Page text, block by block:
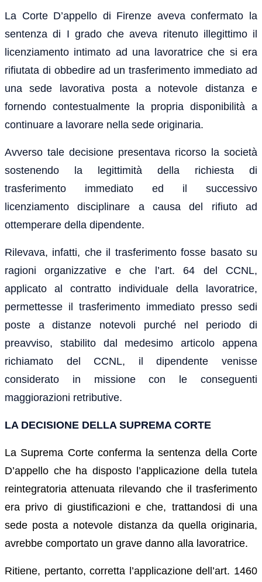
La Corte D’appello di Firenze aveva confermato la
sentenza di I grado che aveva ritenuto illegittimo il
licenziamento intimato ad una lavoratrice che si era
rifiutata di obbedire ad un trasferimento immediato ad
una sede lavorativa posta a notevole distanza e
fornendo contestualmente la propria disponibilità a
continuare a lavorare nella sede originaria.
Avverso tale decisione presentava ricorso la società
sostenendo la legittimità della richiesta di
trasferimento immediato ed il successivo
licenziamento disciplinare a causa del rifiuto ad
ottemperare della dipendente.
Rilevava, infatti, che il trasferimento fosse basato su
ragioni organizzative e che l’art. 64 del CCNL,
applicato al contratto individuale della lavoratrice,
permettesse il trasferimento immediato presso sedi
poste a distanze notevoli purché nel periodo di
preavviso, stabilito dal medesimo articolo appena
richiamato del CCNL, il dipendente venisse
considerato in missione con le conseguenti
maggiorazioni retributive.
LA DECISIONE DELLA SUPREMA CORTE
La Suprema Corte conferma la sentenza della Corte
D’appello che ha disposto l’applicazione della tutela
reintegratoria attenuata rilevando che il trasferimento
era privo di giustificazioni e che, trattandosi di una
sede posta a notevole distanza da quella originaria,
avrebbe comportato un grave danno alla lavoratrice.
Ritiene, pertanto, corretta l’applicazione dell’art. 1460